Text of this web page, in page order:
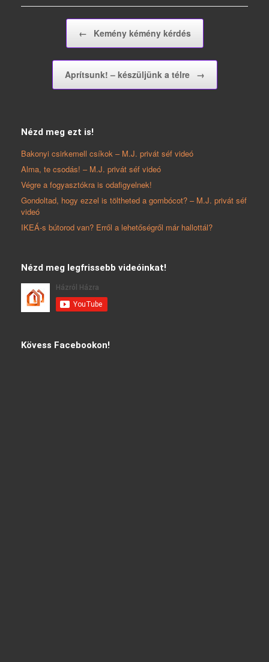
← Kemény kémény kérdés
Aprítsunk! – készüljünk a télre →
Nézd meg ezt is!
Bakonyi csirkemell csíkok – M.J. privát séf videó
Alma, te csodás! – M.J. privát séf videó
Végre a fogyasztókra is odafigyelnek!
Gondoltad, hogy ezzel is töltheted a gombócot? – M.J. privát séf
videó
IKEÁ-s bútorod van? Erről a lehetőségről már hallottál?
Nézd meg legfrissebb videóinkat!
Kövess Facebookon!